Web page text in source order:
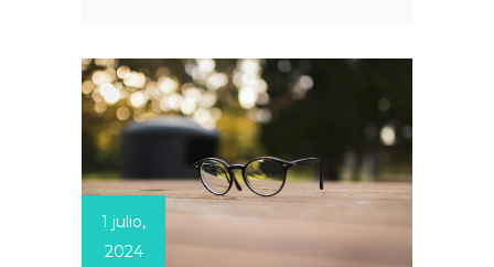
1 julio,
2024